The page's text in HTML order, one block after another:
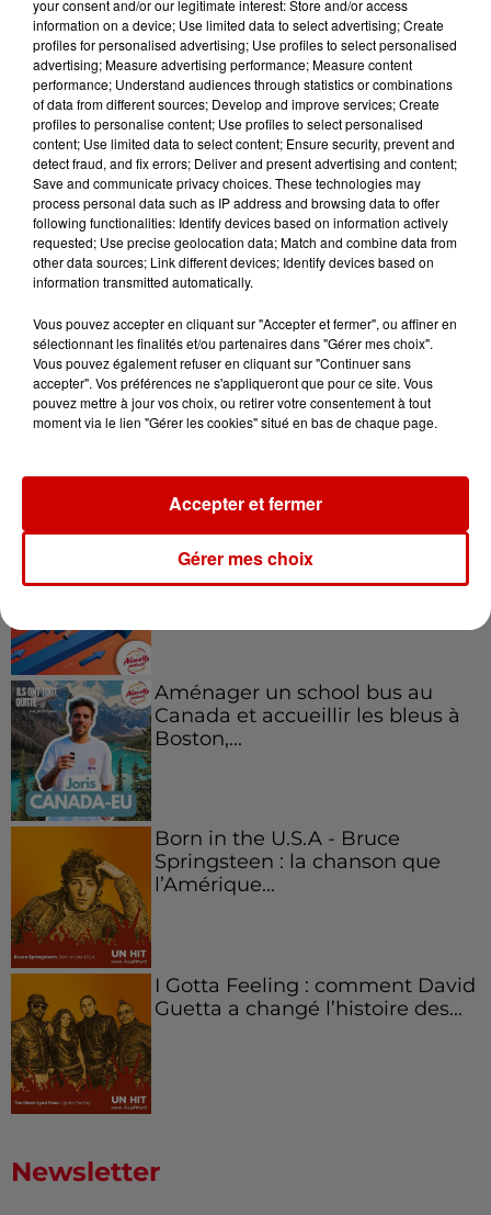
Musée du Sport Automobile au
Mans !
Alouette vous invite à
Futuroscope Xperiences !
Le Duel - Gagnez votre balade
en jet ski !
Podcasts
Kelly Massol, figure
emblématique de
l'entrepreneuriat féminin
Aménager un school bus au
Canada et accueillir les bleus à
Boston,...
Born in the U.S.A - Bruce
Springsteen : la chanson que
l’Amérique...
I Gotta Feeling : comment David
Guetta a changé l’histoire des...
Newsletter
your consent and/or our legitimate interest: Store and/or access
information on a device; Use limited data to select advertising; Create
profiles for personalised advertising; Use profiles to select personalised
advertising; Measure advertising performance; Measure content
performance; Understand audiences through statistics or combinations
of data from different sources; Develop and improve services; Create
profiles to personalise content; Use profiles to select personalised
content; Use limited data to select content; Ensure security, prevent and
detect fraud, and fix errors; Deliver and present advertising and content;
Save and communicate privacy choices. These technologies may
process personal data such as IP address and browsing data to offer
following functionalities: Identify devices based on information actively
requested; Use precise geolocation data; Match and combine data from
other data sources; Link different devices; Identify devices based on
information transmitted automatically.
Vous pouvez accepter en cliquant sur "Accepter et fermer", ou affiner en
sélectionnant les finalités et/ou partenaires dans "Gérer mes choix".
Vous pouvez également refuser en cliquant sur "Continuer sans
accepter". Vos préférences ne s'appliqueront que pour ce site. Vous
pouvez mettre à jour vos choix, ou retirer votre consentement à tout
moment via le lien "Gérer les cookies" situé en bas de chaque page.
Gérer mes choix
Accepter et fermer